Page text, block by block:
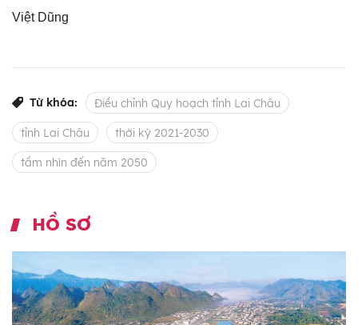
Việt Dũng
Từ khóa: Điều chỉnh Quy hoạch tỉnh Lai Châu
tỉnh Lai Châu thời kỳ 2021-2030
tầm nhìn đến năm 2050
HỒ SƠ